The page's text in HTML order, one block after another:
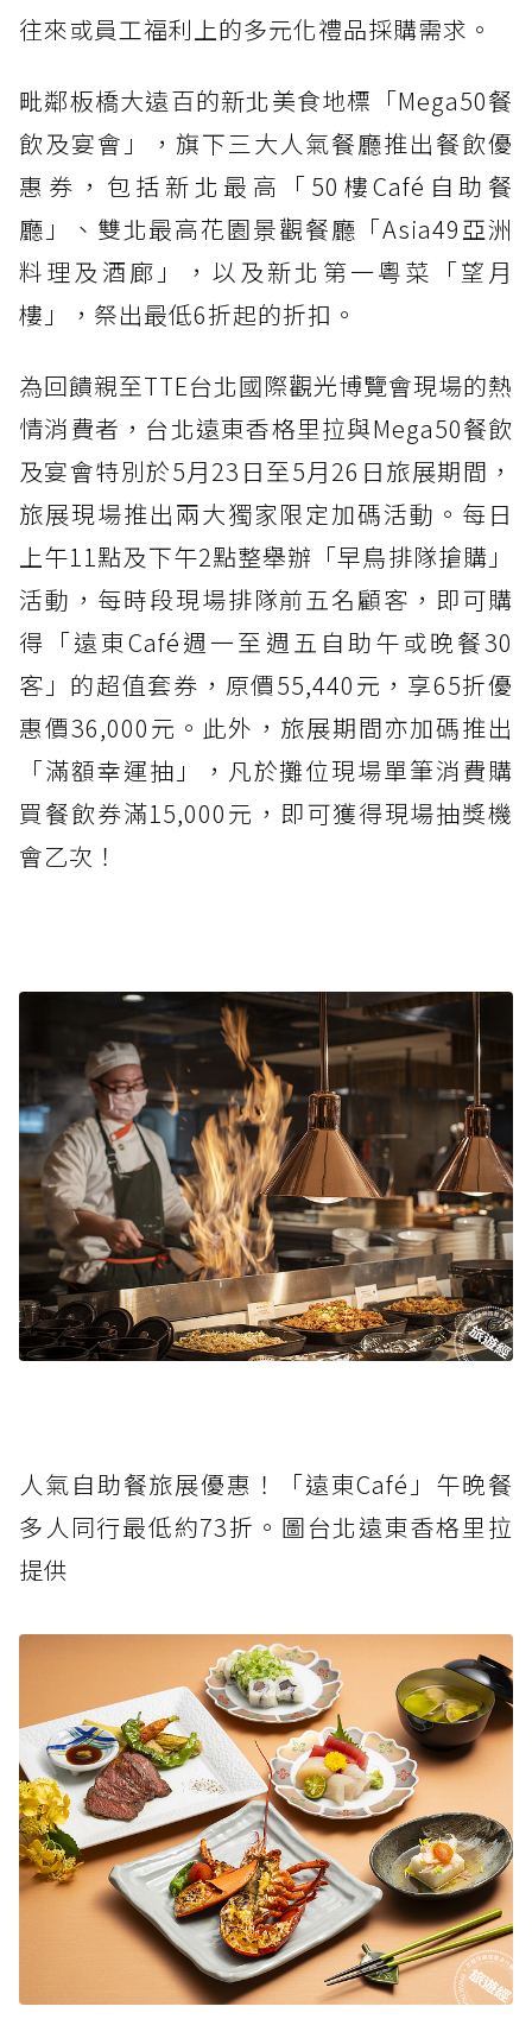
往來或員工福利上的多元化禮品採購需求。
毗鄰板橋大遠百的新北美食地標「Mega50餐
飲及宴會」，旗下三大人氣餐廳推出餐飲優
惠券，包括新北最高「50樓Café自助餐
廳」、雙北最高花園景觀餐廳「Asia49亞洲
料理及酒廊」，以及新北第一粵菜「望月
樓」，祭出最低6折起的折扣。
為回饋親至TTE台北國際觀光博覽會現場的熱
情消費者，台北遠東香格里拉與Mega50餐飲
及宴會特別於5月23日至5月26日旅展期間，
旅展現場推出兩大獨家限定加碼活動。每日
上午11點及下午2點整舉辦「早鳥排隊搶購」
活動，每時段現場排隊前五名顧客，即可購
得「遠東Café週一至週五自助午或晚餐30
客」的超值套券，原價55,440元，享65折優
惠價36,000元。此外，旅展期間亦加碼推出
「滿額幸運抽」，凡於攤位現場單筆消費購
買餐飲券滿15,000元，即可獲得現場抽獎機
會乙次！
人氣自助餐旅展優惠！「遠東Café」午晚餐
多人同行最低約73折。圖台北遠東香格里拉
提供